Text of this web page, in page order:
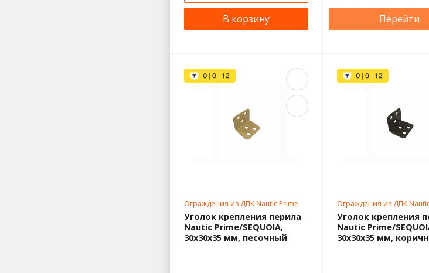
В корзину Перейти
Ограждения из ДПК Nautic Prime
Уголок крепления перила
Nautic Prime/SEQUOIA,
30x30x35 мм, песочный
Ограждения из ДПК
Уголок крепления
Nautic Prime/
30x30x35 мм,